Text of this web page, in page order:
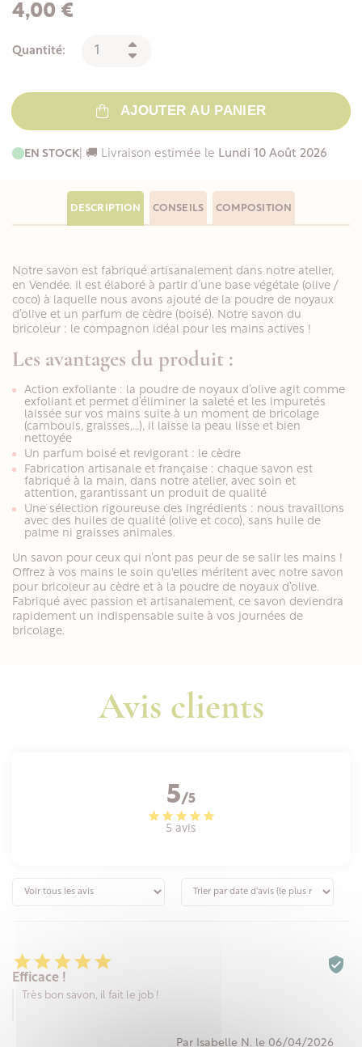
4,00 €
Quantité:
AJOUTER AU PANIER
EN STOCK | 🚚 Livraison estimée le Lundi 10 Août 2026
DESCRIPTION CONSEILS COMPOSITION
Notre savon est fabriqué artisanalement dans notre atelier,
en Vendée. Il est élaboré à partir d’une base végétale (olive /
coco) à laquelle nous avons ajouté de la poudre de noyaux
d’olive et un parfum de cèdre (boisé). Notre savon du
bricoleur : le compagnon idéal pour les mains actives !
Les avantages du produit :
Action exfoliante : la poudre de noyaux d’olive agit comme
exfoliant et permet d’éliminer la saleté et les impuretés
laissée sur vos mains suite à un moment de bricolage
(cambouis, graisses,…), il laisse la peau lisse et bien
nettoyée
Un parfum boisé et revigorant : le cèdre
Fabrication artisanale et française : chaque savon est
fabriqué à la main, dans notre atelier, avec soin et
attention, garantissant un produit de qualité
Une sélection rigoureuse des ingrédients : nous travaillons
avec des huiles de qualité (olive et coco), sans huile de
palme ni graisses animales.
Un savon pour ceux qui n’ont pas peur de se salir les mains !
Offrez à vos mains le soin qu'elles méritent avec notre savon
pour bricoleur au cèdre et à la poudre de noyaux d’olive.
Fabriqué avec passion et artisanalement, ce savon deviendra
rapidement un indispensable suite à vos journées de
bricolage.
Avis clients
5/5
5 avis

Efficace !
Très bon savon, il fait le job !

Par Isabelle N. le 06/04/2026